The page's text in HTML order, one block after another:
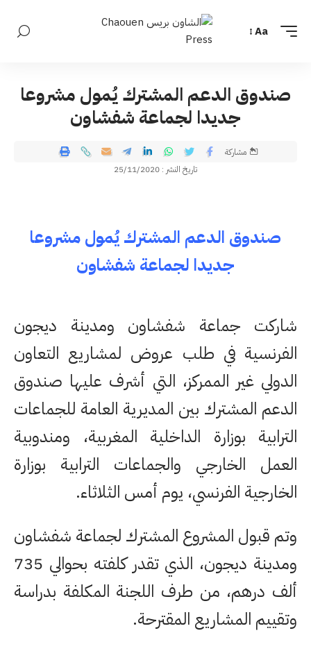
Aa
صندوق الدعم المشترك يُمول مشروعا
جديدا لجماعة شفشاون
تاريخ النشر : 25/11/2020
مشاركة
صندوق الدعم المشترك يُمول مشروعا
جديدا لجماعة شفشاون
شاركت جماعة شفشاون ومدينة ديجون
الفرنسية في طلب عروض لمشاريع التعاون
الدولي غير الممركز، التي أشرف عليها صندوق
الدعم المشترك بين المديرية العامة للجماعات
الترابية بوزارة الداخلية المغربية، ومندوبية
العمل الخارجي والجماعات الترابية بوزارة
الخارجية الفرنسي، يوم أمس الثلاثاء.
وتم قبول المشروع المشترك لجماعة شفشاون
ومدينة ديجون، الذي تقدر كلفته بحوالي 735
ألف درهم، من طرف اللجنة المكلفة بدراسة
وتقييم المشاريع المقترحة.